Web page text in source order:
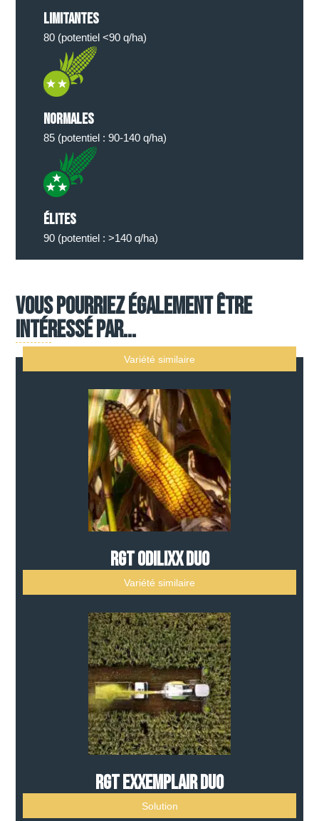
Limitantes
80 (potentiel <90 q/ha)
Normales
85 (potentiel : 90-140 q/ha)
élites
90 (potentiel : >140 q/ha)
Vous pourriez également être
intéressé par...
Variété similaire
RGT ODILIXX DUO
Variété similaire
RGT EXXEMPLAIR DUO
Solution